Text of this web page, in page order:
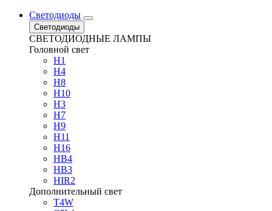
Светодиоды
Светодиоды
СВЕТОДИОДНЫЕ ЛАМПЫ
Головной свет
H1
H4
H8
H10
H3
H7
H9
H11
H16
HB4
HB3
HIR2
Дополнительный свет
T4W